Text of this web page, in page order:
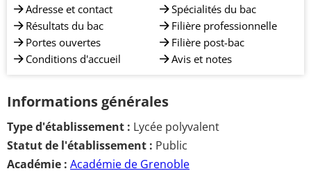
Adresse et contact
Résultats du bac
Portes ouvertes
Conditions d'accueil
Spécialités du bac
Filière professionnelle
Filière post-bac
Avis et notes
Informations générales
Type d'établissement : Lycée polyvalent
Statut de l'établissement : Public
Académie : Académie de Grenoble